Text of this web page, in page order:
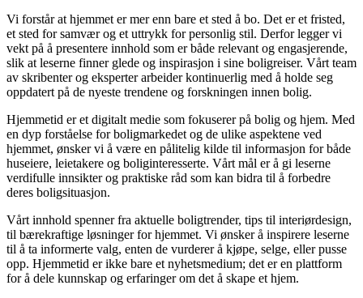
Vi forstår at hjemmet er mer enn bare et sted å bo. Det er et fristed,
et sted for samvær og et uttrykk for personlig stil. Derfor legger vi
vekt på å presentere innhold som er både relevant og engasjerende,
slik at leserne finner glede og inspirasjon i sine boligreiser. Vårt team
av skribenter og eksperter arbeider kontinuerlig med å holde seg
oppdatert på de nyeste trendene og forskningen innen bolig.
Hjemmetid er et digitalt medie som fokuserer på bolig og hjem. Med
en dyp forståelse for boligmarkedet og de ulike aspektene ved
hjemmet, ønsker vi å være en pålitelig kilde til informasjon for både
huseiere, leietakere og boliginteresserte. Vårt mål er å gi leserne
verdifulle innsikter og praktiske råd som kan bidra til å forbedre
deres boligsituasjon.
Vårt innhold spenner fra aktuelle boligtrender, tips til interiørdesign,
til bærekraftige løsninger for hjemmet. Vi ønsker å inspirere leserne
til å ta informerte valg, enten de vurderer å kjøpe, selge, eller pusse
opp. Hjemmetid er ikke bare et nyhetsmedium; det er en plattform
for å dele kunnskap og erfaringer om det å skape et hjem.